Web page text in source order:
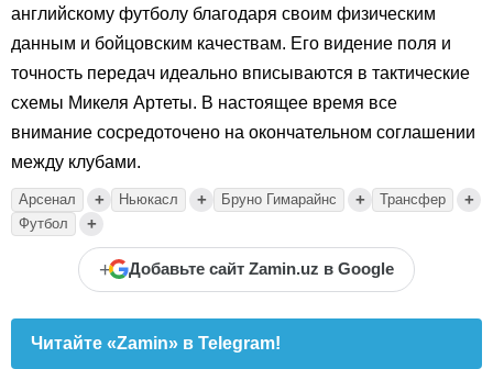
английскому футболу благодаря своим физическим
данным и бойцовским качествам. Его видение поля и
точность передач идеально вписываются в тактические
схемы Микеля Артеты. В настоящее время все
внимание сосредоточено на окончательном соглашении
между клубами.
Арсенал + Ньюкасл + Бруно Гимарайнс + Трансфер +
Футбол +
+ Добавьте сайт Zamin.uz в Google
Читайте «Zamin» в Telegram!